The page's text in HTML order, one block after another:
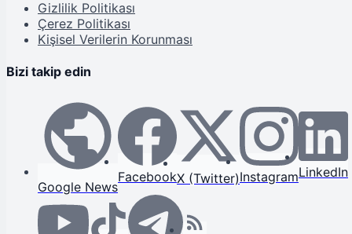
Gizlilik Politikası
Çerez Politikası
Kişisel Verilerin Korunması
Bizi takip edin
Google News
FacebookX (Twitter)InstagramLinkedIn